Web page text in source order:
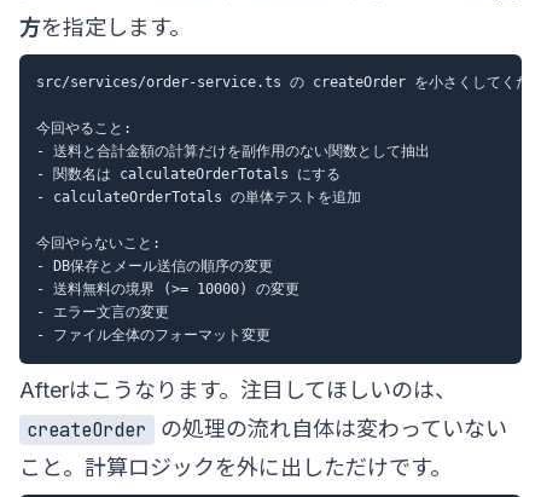
方を指定します。
src/services/order-service.ts の createOrder を小さくしてくだ
今回やること:
- 送料と合計金額の計算だけを副作用のない関数として抽出
- 関数名は calculateOrderTotals にする
- calculateOrderTotals の単体テストを追加
今回やらないこと:
- DB保存とメール送信の順序の変更
- 送料無料の境界 (>= 10000) の変更
- エラー文言の変更
Afterはこうなります。注目してほしいのは、
createOrder
の処理の流れ自体は変わっていない
こと。計算ロジックを外に出しただけです。